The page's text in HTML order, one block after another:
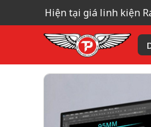
Hiện tại giá linh kiện